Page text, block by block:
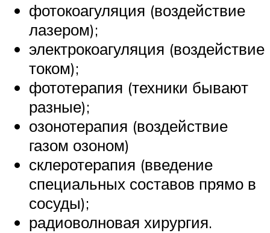
фотокоагуляция (воздействие
лазером);
электрокоагуляция (воздействие
током);
фототерапия (техники бывают
разные);
озонотерапия (воздействие
газом озоном)
склеротерапия (введение
специальных составов прямо в
сосуды);
радиоволновая хирургия.